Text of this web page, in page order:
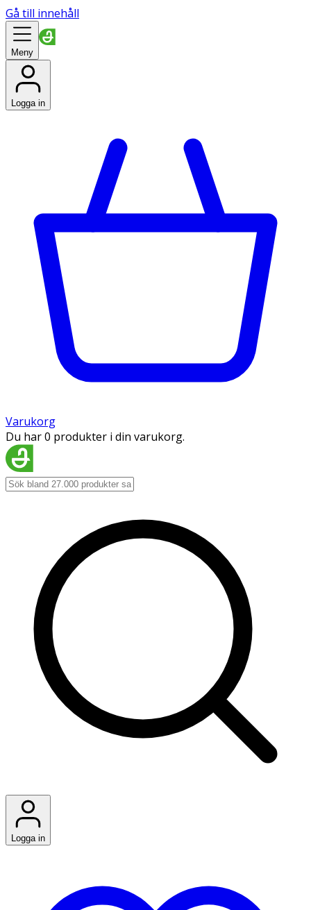
Gå till innehåll
Meny
Logga in
Varukorg
Du har 0 produkter i din varukorg.
Logga in